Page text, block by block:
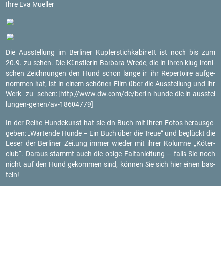
Ihre Eva Mu­el­ler
Die Aus­stel­lung im Ber­li­ner Kup­fer­stich­ka­bi­nett ist noch bis zum
20.9. zu sehen. Die Künst­le­rin Bar­ba­ra Wrede, die in ihren klug iro­ni­
schen Zeich­nun­gen den Hund schon lange in ihr Re­per­toire auf­ge­
nom­men hat, ist in einem schö­nen Film über die Aus­stel­lung und ihr
Werk zu sehen: [http://​www.​dw.​com/​de/​berlin-​hunde-​die-​in-​aus​stel​
lung​en-​gehen/​av-​18604779]
In der Reihe Hun­de­kunst hat sie ein Buch mit Ihren Fotos her­aus­ge­
ge­ben: „War­ten­de Hunde – Ein Buch über die Treue“ und be­glückt die
Leser der Ber­li­ner Zei­tung immer wie­der mit ihrer Ko­lum­ne „Kö­ter­
club“. Dar­aus stammt auch die obige Falt­an­lei­tung – falls Sie noch
nicht auf den Hund ge­kom­men sind, kön­nen Sie sich hier einen bas­
teln!